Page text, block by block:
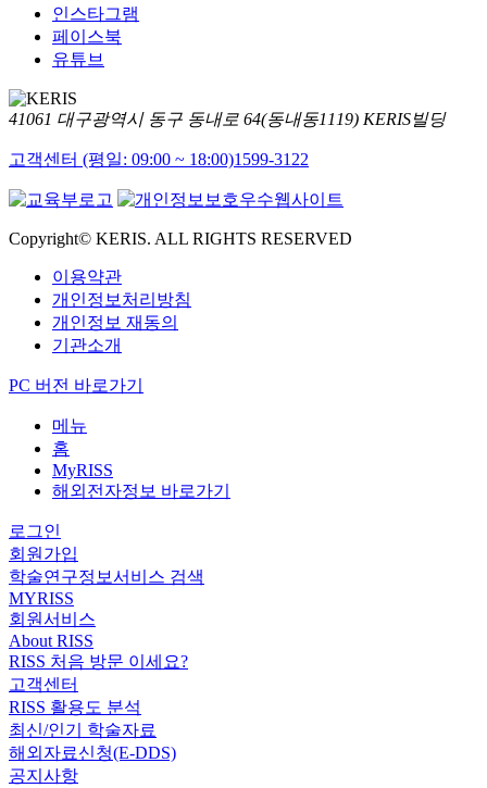
인스타그램
페이스북
유튜브
41061 대구광역시 동구 동내로 64(동내동1119) KERIS빌딩
고객센터 (평일: 09:00 ~ 18:00)1599-3122
Copyright© KERIS. ALL RIGHTS RESERVED
이용약관
개인정보처리방침
개인정보 재동의
기관소개
PC 버전 바로가기
메뉴
홈
MyRISS
해외전자정보 바로가기
로그인
회원가입
학술연구정보서비스 검색
MYRISS
회원서비스
About RISS
RISS 처음 방문 이세요?
고객센터
RISS 활용도 분석
최신/인기 학술자료
해외자료신청(E-DDS)
공지사항